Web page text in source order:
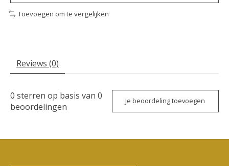
Toevoegen om te vergelijken
Reviews (0)
0 sterren op basis van 0
beoordelingen
Je beoordeling toevoegen